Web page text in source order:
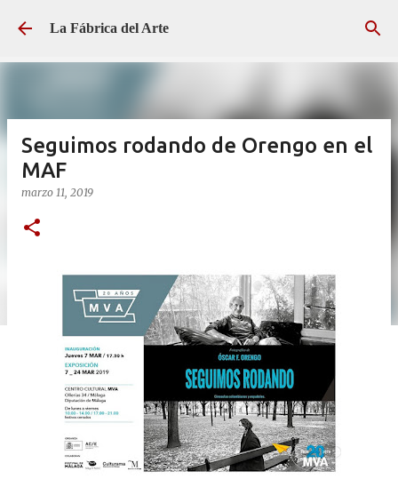
Ir al contenido principal
La Fábrica del Arte
Seguimos rodando de Orengo en el
MAF
marzo 11, 2019